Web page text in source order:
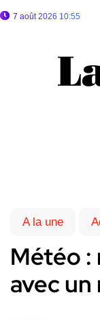
7 août 2026 10:55
A la une
Météo :
avec